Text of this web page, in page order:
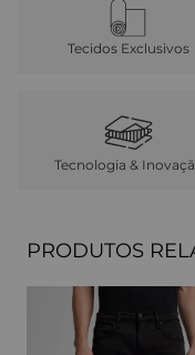
Tecidos Exclusivos
Tecnologia &
PRODUTOS